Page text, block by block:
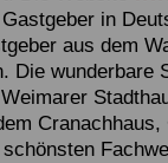
in
aus dem
Die wunderbare